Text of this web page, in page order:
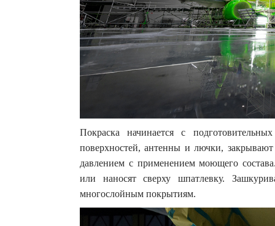
Покраска начинается с
поверхностей, антенны и лючки,
давлением с применением моющего
или наносят сверху шпатлевку.
многослойным покрытиям.